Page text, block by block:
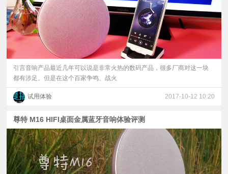
引言音响产品最近几年可以说是非常火热的数码产品，很多厂商对这一块
都有涉足。但是在这个百家争鸣、战火
试用体验 2017-10-12 10:20
尊特 M16 HIFI桌面金属蓝牙音响体验评测